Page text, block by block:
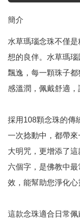
簡介
水草瑪瑙念珠不僅
想的良伴。水草瑪
飄逸，每一顆珠子
感溫潤，佩戴舒適，
採用108顆念珠的傳
一次捻動中，都帶
大明咒，更增添了這
六個字，是佛教中
效，能幫助您淨化心
這款念珠適合日常